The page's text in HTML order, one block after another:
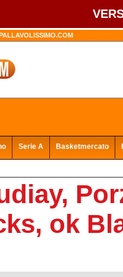
Serie A Basketmercato
ok